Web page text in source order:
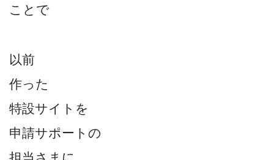
ことで
以前
作った
特設サイトを
申請サポートの
担当さまに